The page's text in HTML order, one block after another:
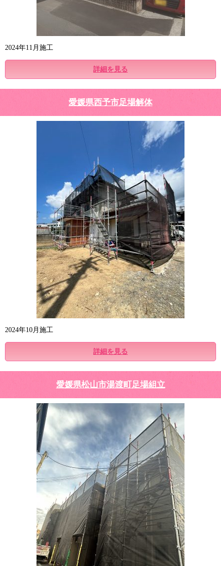
2024年11月施工
詳細を見る
愛媛県西予市足場解体
2024年10月施工
詳細を見る
愛媛県松山市湯渡町足場組立